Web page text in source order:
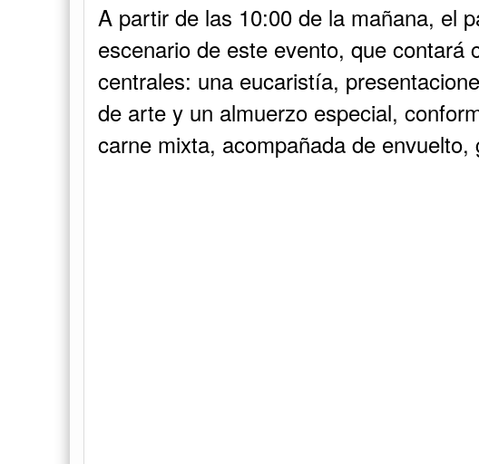
A partir de las 10:00 de la mañana, el
escenario de este evento, que contará
centrales: una eucaristía,
de arte y un almuerzo especial,
carne mixta, acompañada de envuelto,